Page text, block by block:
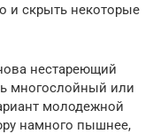
и скрыть некоторые
нестареющий
многослойный или
молодежной
намного пышнее,